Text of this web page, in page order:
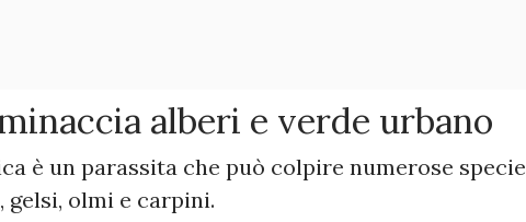
alberi e verde urbano
è un parassita che può colpire numerose specie
gelsi, olmi e carpini.